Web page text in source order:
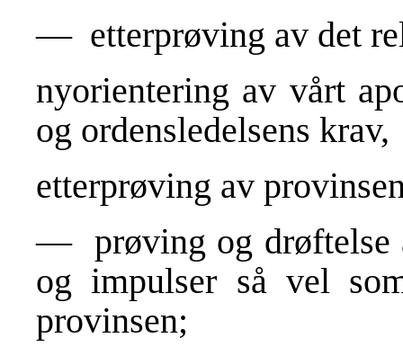
— etterprøving av det
nyorientering av vårt
og ordensledelsens krav,
etterprøving av
— prøving og drøftelse
og impulser så vel
provinsen;